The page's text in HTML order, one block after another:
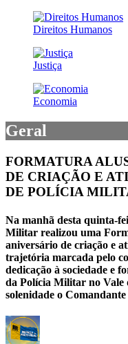
Direitos Humanos
Justiça
Economia
Geral
FORMATURA
DE CRIAÇÃO E
DE POLÍCIA
Na manhã desta quinta-
Militar realizou uma
aniversário de criação e
trajetória marcada pelo
dedicação à sociedade e
da Polícia Militar no Vale
solenidade o